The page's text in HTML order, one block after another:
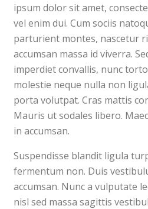
ipsum dolor sit amet,
vel enim dui. Cum sociis
parturient montes, nascetur
accumsan massa id viverra.
imperdiet convallis, nunc
molestie neque nulla non
porta volutpat. Cras mattis
Mauris ut sodales libero.
in accumsan.
Suspendisse blandit ligula
fermentum non. Duis
accumsan. Nunc a vulputate
nisl sed massa sagittis